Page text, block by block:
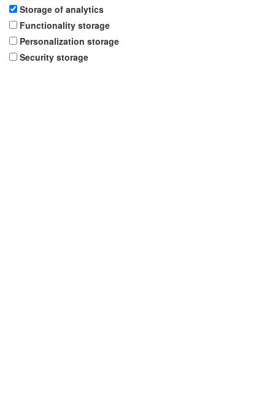
Storage of analytics
Functionality storage
Personalization storage
Security storage